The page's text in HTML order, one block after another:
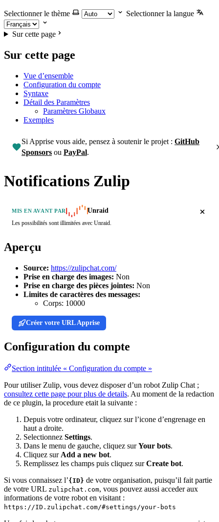
Selectionner le thème Selectionner la langue
Sur cette page
Sur cette page
Vue d’ensemble
Configuration du compte
Syntaxe
Détail des Paramètres
Paramètres Globaux
Exemples
Si Apprise vous aide, pensez à soutenir le projet : GitHub
Sponsors ou PayPal.
Notifications Zulip
MIS EN AVANT PAR Unraid
Les possibilités sont illimitées avec Unraid.
Aperçu
Source: https://zulipchat.com/
Prise en charge des images: Non
Prise en charge des pièces jointes: Non
Limites de caractères des messages:
Corps: 10000
Créer votre URL Apprise
Configuration du compte
Section intitulée « Configuration du compte »
Pour utiliser Zulip, vous devez disposer d’un robot Zulip Chat ;
consultez cette page pour plus de details. Au moment de la redaction
de ce plugin, la procedure etait la suivante :
Depuis votre ordinateur, cliquez sur l’icone d’engrenage en
haut a droite.
Selectionnez Settings.
Dans le menu de gauche, cliquez surYour bots.
Cliquez sur Add a new bot.
Remplissez les champs puis cliquez surCreate bot.
Si vous connaissez l’{ID} de votre organisation, puisqu’il fait partie
de votre URL zulipchat.com, vous pouvez aussi acceder aux
informations de votre robot en visitant :
https://ID.zulipchat.com/#settings/your-bots